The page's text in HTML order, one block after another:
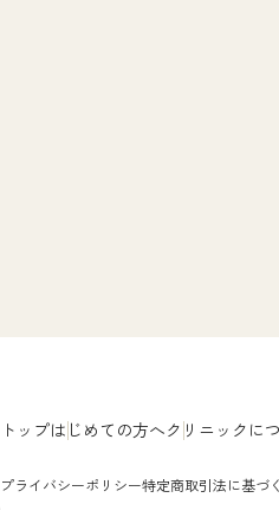
トップはじめての方へクリニックに
プライバシーポリシー特定商取引法に基づ